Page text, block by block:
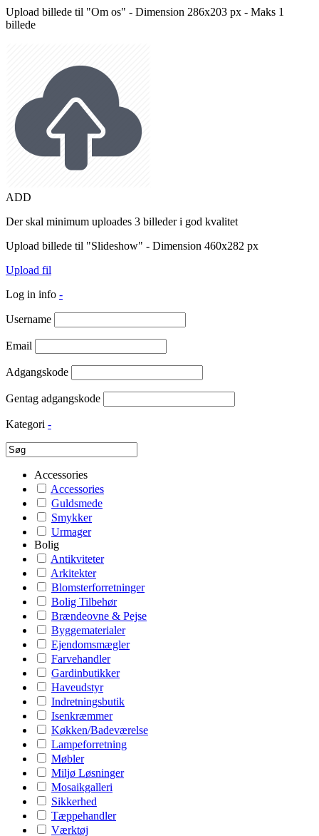
Upload billede til "Om os" - Dimension 286x203 px - Maks 1
billede
ADD
Der skal minimum uploades 3 billeder i god kvalitet
Upload billede til "Slideshow" - Dimension 460x282 px
Upload fil
Log in info -
Username
Email
Adgangskode
Gentag adgangskode
Kategori -
Accessories
Accessories
Guldsmede
Smykker
Urmager
Bolig
Antikviteter
Arkitekter
Blomsterforretninger
Bolig Tilbehør
Brændeovne & Pejse
Byggematerialer
Ejendomsmægler
Farvehandler
Gardinbutikker
Haveudstyr
Indretningsbutik
Isenkræmmer
Køkken/Badeværelse
Lampeforretning
Møbler
Miljø Løsninger
Mosaikgalleri
Sikkerhed
Tæppehandler
Værktøj